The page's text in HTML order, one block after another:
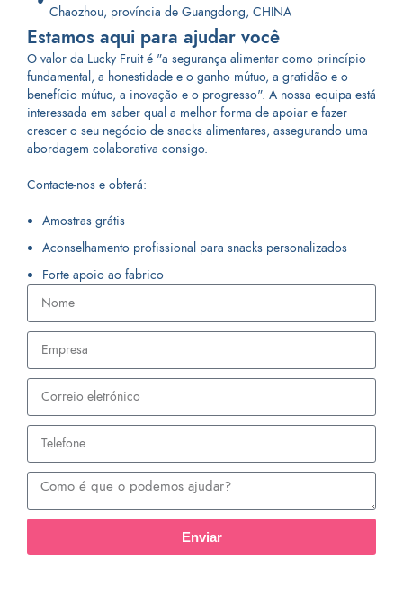
Chaozhou, província de Guangdong, CHINA
Estamos aqui para ajudar você
O valor da Lucky Fruit é "a segurança alimentar como princípio
fundamental, a honestidade e o ganho mútuo, a gratidão e o
benefício mútuo, a inovação e o progresso". A nossa equipa está
interessada em saber qual a melhor forma de apoiar e fazer
crescer o seu negócio de snacks alimentares, assegurando uma
abordagem colaborativa consigo.
Contacte-nos e obterá:
Amostras grátis
Aconselhamento profissional para snacks personalizados
Forte apoio ao fabrico
Enviar